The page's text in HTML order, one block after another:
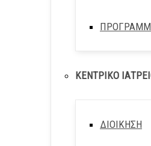
ΚΕΝΤΡΙΚΟ
ΔΙΟΙΚΗΣΗ